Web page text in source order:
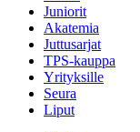
Juniorit
Akatemia
Juttusarjat
TPS-kauppa
Yrityksille
Seura
Liput